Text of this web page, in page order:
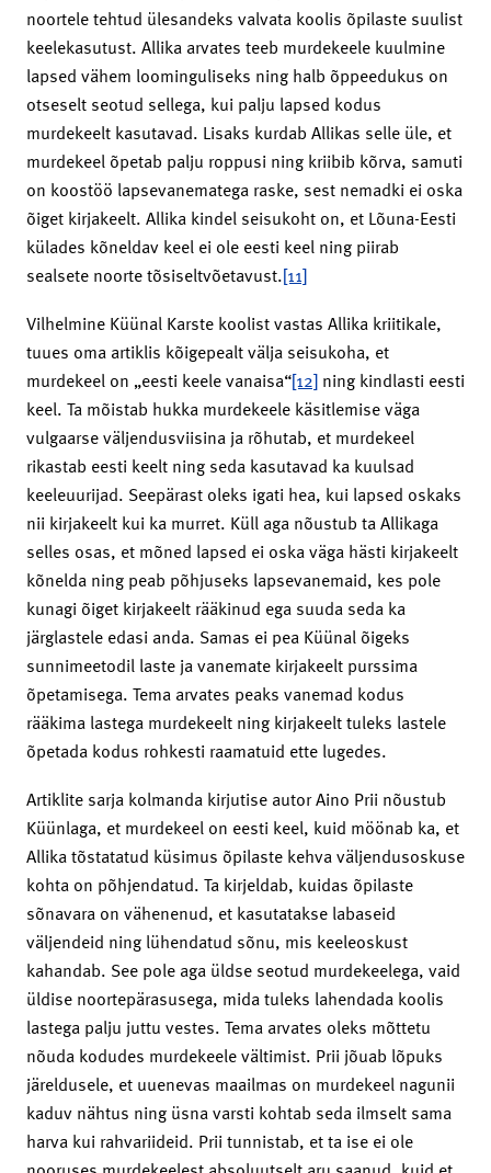
noortele tehtud ülesandeks valvata koolis õpilaste suulist
keelekasutust. Allika arvates teeb murdekeele kuulmine
lapsed vähem loominguliseks ning halb õppeedukus on
otseselt seotud sellega, kui palju lapsed kodus
murdekeelt kasutavad. Lisaks kurdab Allikas selle üle, et
murdekeel õpetab palju roppusi ning kriibib kõrva, samuti
on koostöö lapsevanematega raske, sest nemadki ei oska
õiget kirjakeelt. Allika kindel seisukoht on, et Lõuna-Eesti
külades kõneldav keel ei ole eesti keel ning piirab
sealsete noorte tõsiseltvõetavust.[11]
Vilhelmine Küünal Karste koolist vastas Allika kriitikale,
tuues oma artiklis kõigepealt välja seisukoha, et
murdekeel on „eesti keele vanaisa“[12] ning kindlasti eesti
keel. Ta mõistab hukka murdekeele käsitlemise väga
vulgaarse väljendusviisina ja rõhutab, et murdekeel
rikastab eesti keelt ning seda kasutavad ka kuulsad
keeleuurijad. Seepärast oleks igati hea, kui lapsed oskaks
nii kirjakeelt kui ka murret. Küll aga nõustub ta Allikaga
selles osas, et mõned lapsed ei oska väga hästi kirjakeelt
kõnelda ning peab põhjuseks lapsevanemaid, kes pole
kunagi õiget kirjakeelt rääkinud ega suuda seda ka
järglastele edasi anda. Samas ei pea Küünal õigeks
sunnimeetodil laste ja vanemate kirjakeelt purssima
õpetamisega. Tema arvates peaks vanemad kodus
rääkima lastega murdekeelt ning kirjakeelt tuleks lastele
õpetada kodus rohkesti raamatuid ette lugedes.
Artiklite sarja kolmanda kirjutise autor Aino Prii nõustub
Küünlaga, et murdekeel on eesti keel, kuid möönab ka, et
Allika tõstatatud küsimus õpilaste kehva väljendusoskuse
kohta on põhjendatud. Ta kirjeldab, kuidas õpilaste
sõnavara on vähenenud, et kasutatakse labaseid
väljendeid ning lühendatud sõnu, mis keeleoskust
kahandab. See pole aga üldse seotud murdekeelega, vaid
üldise noortepärasusega, mida tuleks lahendada koolis
lastega palju juttu vestes. Tema arvates oleks mõttetu
nõuda kodudes murdekeele vältimist. Prii jõuab lõpuks
järeldusele, et uuenevas maailmas on murdekeel nagunii
kaduv nähtus ning üsna varsti kohtab seda ilmselt sama
harva kui rahvariideid. Prii tunnistab, et ta ise ei ole